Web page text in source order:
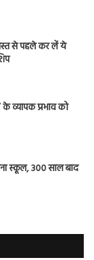
से पहले कर लें ये
के व्यापक प्रभाव को
स्कूल, 300 साल बाद